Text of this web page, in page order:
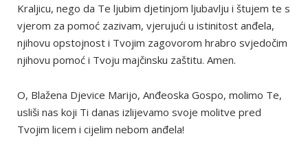
Kraljicu, nego da Te ljubim djetinjom ljubavlju i štujem te s
vjerom za pomoć zazivam, vjerujući u istinitost anđela,
njihovu opstojnost i Tvojim zagovorom hrabro svjedočim
njihovu pomoć i Tvoju majčinsku zaštitu. Amen.
O, Blažena Djevice Marijo, Anđeoska Gospo, molimo Te,
usliši nas koji Ti danas izlijevamo svoje molitve pred
Tvojim licem i cijelim nebom anđela!